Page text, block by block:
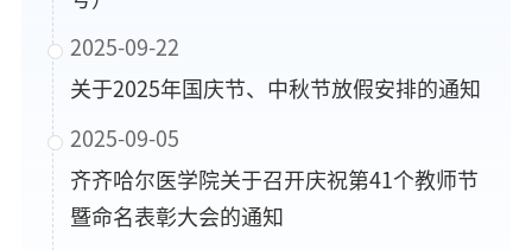
2025-09-22
关于2025年国庆节、中秋节放假安排的通知
2025-09-05
齐齐哈尔医学院关于召开庆祝第41个教师节
暨命名表彰大会的通知